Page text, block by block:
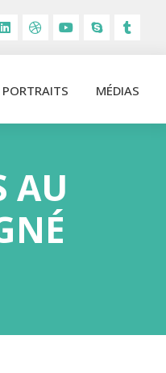
PORTRAITS MÉDIAS
AU